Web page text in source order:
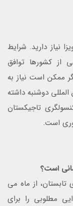
نیاز دارید. شرایط
از کشورها توافق
ممکن است نیاز به
المللی دوشنبه داشته
تاجیکستان
است.
تابستان، از ماه می
مطلوبی را برای